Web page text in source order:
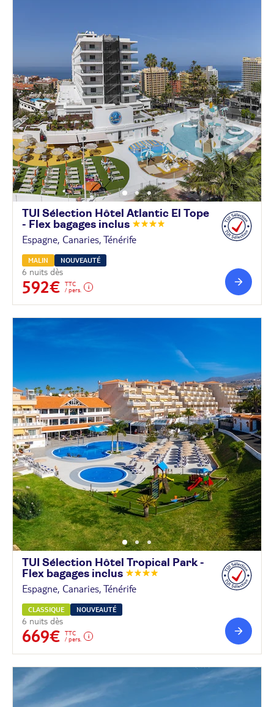
TUI Sélection Hôtel Atlantic El Tope
- Flex bagages inclus
Espagne, Canaries, Ténérife
MALIN NOUVEAUTÉ
6 nuits dès
592€
TTC
/ pers.
TUI Sélection Hôtel Tropical Park -
Flex bagages inclus
Espagne, Canaries, Ténérife
CLASSIQUE NOUVEAUTÉ
6 nuits dès
669€
TTC
/ pers.